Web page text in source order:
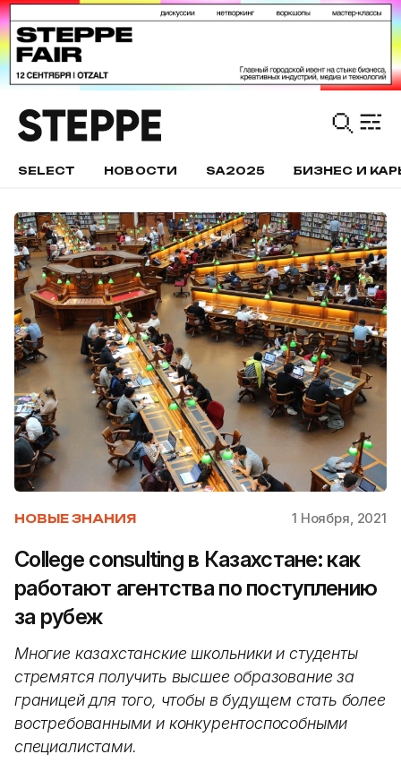
SELECT НОВОСТИ SA2025 БИЗНЕС И
НОВЫЕ ЗНАНИЯ 1 Ноября, 2021
College consulting в Казахстане: как
работают агентства по поступлению
за рубеж
Многие казахстанские школьники и студенты
стремятся получить высшее образование за
границей для того, чтобы в будущем стать более
востребованными и конкурентоспособными
специалистами.